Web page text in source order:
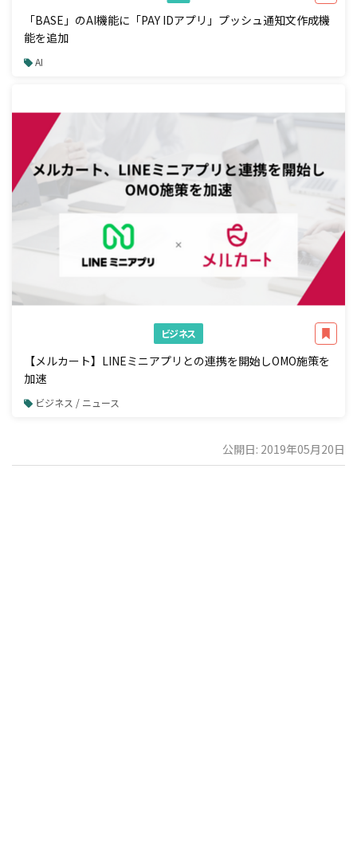
「BASE」のAI機能に「PAY IDアプリ」プッシュ通知文作成機
能を追加
AI
ビジネス
【メルカート】LINEミニアプリとの連携を開始しOMO施策を
加速
ビジネス / ニュース
公開日: 2019年05月20日